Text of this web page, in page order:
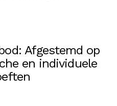
Afgestemd op
en individuele